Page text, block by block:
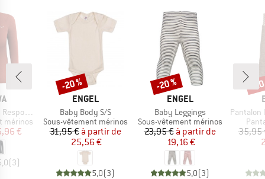
L/S Tee
mérinos
réduit
€
(3)
MARQUE
ENGEL
Article
Baby Body S/S
Product group
Sous-vêtement mérinos
Prix
31,95 € Prix réduit
à partir de
25,56 €
5,0(3)
Remise
-20 %
MARQUE
ENGEL
Article
Baby Leggings
Product group
Sous-vêtement mérinos
Prix
23,95 € Prix réduit
à partir de
19,16 €
5,0(3)
Remise
-20 %
Article
Pantalon long
35,95
-